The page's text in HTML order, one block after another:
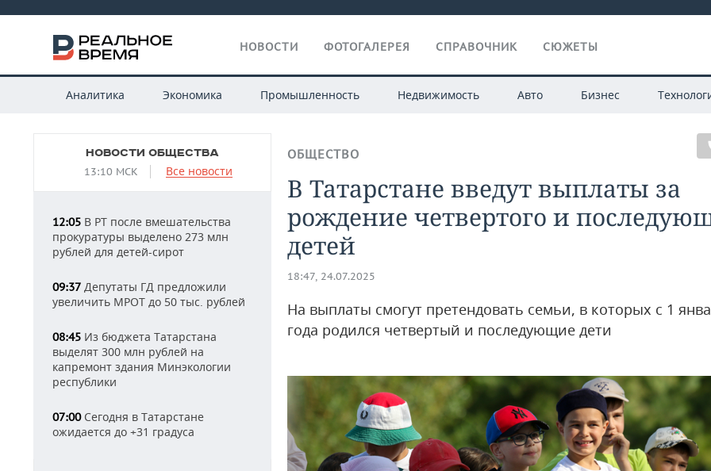
НОВОСТИ ФОТОГАЛЕРЕЯ СПРАВОЧНИК СЮЖЕТЫ
Аналитика Экономика Промышленность Недвижимость Авто Бизнес
НОВОСТИ ОБЩЕСТВА
13:10 МСК Все новости
12:05 В РТ после вмешательства
прокуратуры выделено 273 млн
рублей для детей-сирот
09:37 Депутаты ГД предложили
увеличить МРОТ до 50 тыс. рублей
08:45 Из бюджета Татарстана
выделят 300 млн рублей на
капремонт здания Минэкологии
республики
07:00Сегодня в Татарстане
ожидается до +31 градуса
ОБЩЕСТВО
В Татарстане введут выплаты за
рождение четвертого и
детей
18:47, 24.07.2025
На выплаты смогут претендовать семьи, в которых с 1
года родился четвертый и последующие дети